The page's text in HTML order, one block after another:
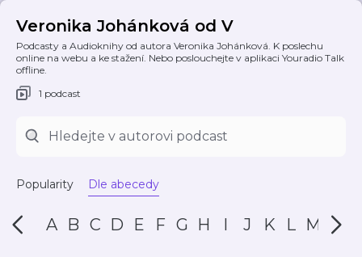
Veronika Johánková od V
Podcasty a Audioknihy od autora Veronika Johánková. K poslechu
online na webu a ke stažení. Nebo poslouchejte v aplikaci Youradio Talk
offline.
1 podcast
Popularity Dle abecedy
A B C D E F G H I J K L M N